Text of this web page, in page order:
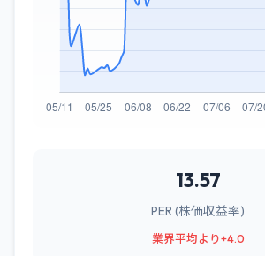
13.57
PER (株価収益率)
業界平均より+4.0